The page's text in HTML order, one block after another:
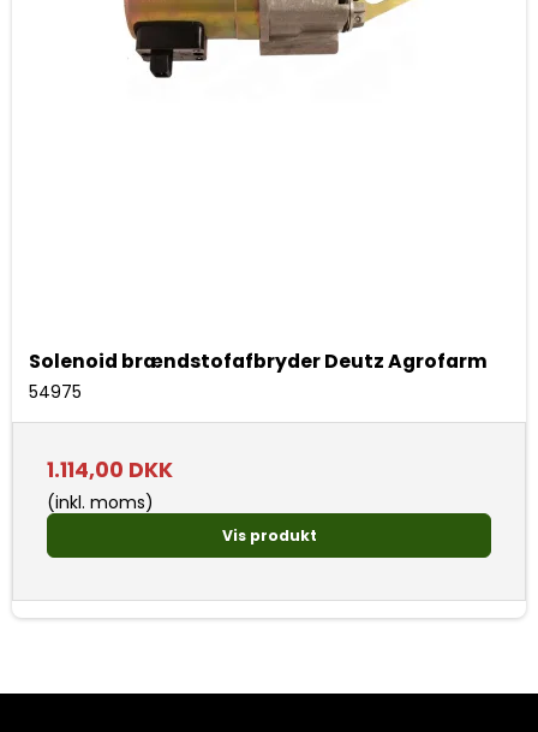
Solenoid brændstofafbryder Deutz Agrofarm
54975
1.114,00 DKK
(inkl. moms)
Vis produkt